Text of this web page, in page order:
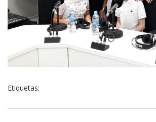
Etiquetas: